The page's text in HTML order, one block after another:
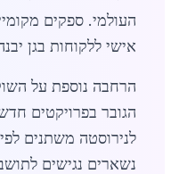
העולמי. ספקים
אישי ללקוחות בגן
הרחבה נוספת על
הגובר בפרויקטים
נשארים נגישים